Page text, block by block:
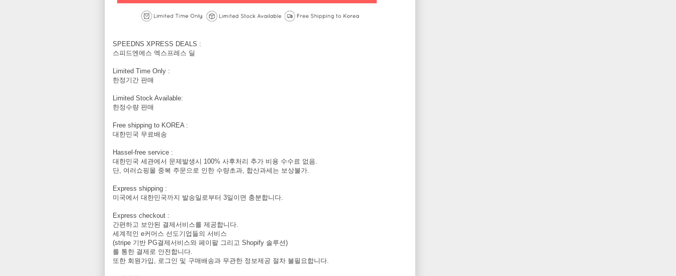
SPEEDNS XPRESS DEALS :
스피드엔에스 엑스프레스 딜
Limited Time Only :
한정기간 판매
Limited Stock Available:
한정수량 판매
Free shipping to KOREA :
대한민국 무료배송
Hassel-free service :
대한민국 세관에서 문제발생시 100% 사후처리 추가 비용 수수료 없음.
단, 여러쇼핑몰 중복 주문으로 인한 수량초과, 합산과세는 보상불가.
Express shipping :
미국에서 대한민국까지 발송일로부터 3일이면 충분합니다.
Express checkout :
간편하고 보안된 결제서비스를 제공합니다.
세계적인 e커머스 선도기업들의 서비스
(stripe 기반 PG결제서비스와 페이팔 그리고 Shopify 솔루션)
를 통한 결제로 안전합니다.
또한 회원가입, 로그인 및 구매배송과 무관한 정보제공 절차 불필요합니다.